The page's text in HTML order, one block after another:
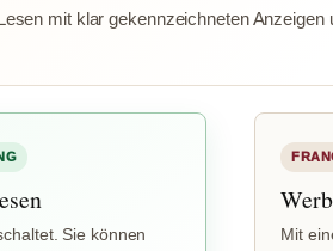
mit klar gekennzeichneten Anzeigen
Sie können
Mit